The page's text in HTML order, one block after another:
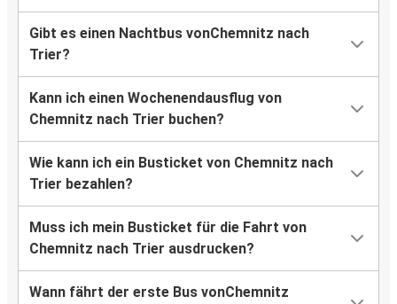
Gibt es einen Nachtbus vonChemnitz nach
Trier?
Kann ich einen Wochenendausflug von
Chemnitz nach Trier buchen?
Wie kann ich ein Busticket von Chemnitz nach
Trier bezahlen?
Muss ich mein Busticket für die Fahrt von
Chemnitz nach Trier ausdrucken?
Wann fährt der erste Bus vonChemnitz